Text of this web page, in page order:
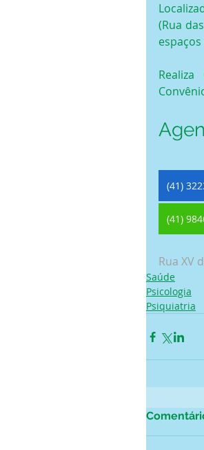
(Rua
(41)
(41)
Rua XV
Saúde
Psicologia
Psiquiatria